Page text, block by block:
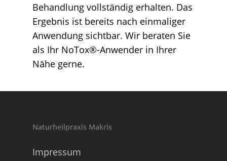
Behandlung vollständig erhalten. Das
Ergebnis ist bereits nach einmaliger
Anwendung sichtbar. Wir beraten Sie
als Ihr NoTox®-Anwender in Ihrer
Nähe gerne.
Naturheilpraxis Makris
Impressum